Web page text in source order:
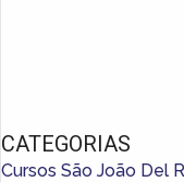
CATEGORIAS
Cursos São João Del